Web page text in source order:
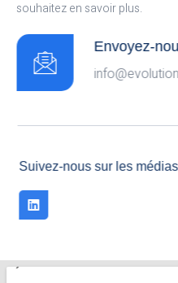
souhaitez en savoir plus.
Envoyez-
Suivez-nous sur les médias